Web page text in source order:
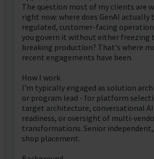
The question most of my clients are
right now: where does GenAI actually
regulated, customer-facing
you govern it without either freezing
breaking production? That's where
recent engagements have been.
How I work
I'm typically engaged as solution
or program lead - for platform
target architecture, conversational AI
readiness, or oversight of multi-
transformations. Senior
shop placement.